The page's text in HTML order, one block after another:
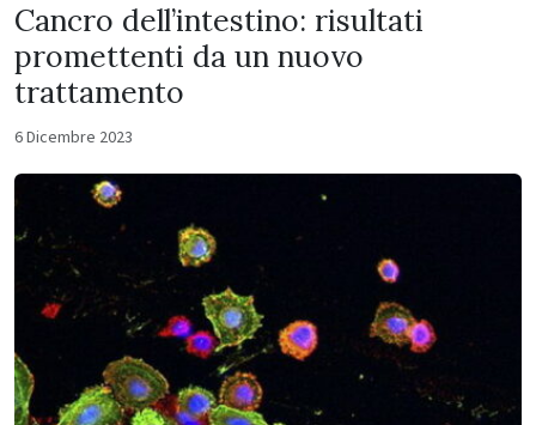
Cancro dell’intestino: risultati
promettenti da un nuovo
trattamento
6 Dicembre 2023